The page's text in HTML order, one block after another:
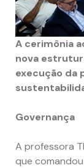
A cerimônia
nova
execução da
Governança
A professora
que